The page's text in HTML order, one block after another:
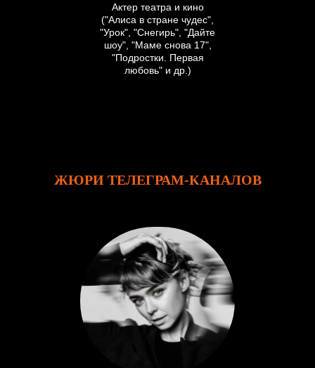
Актер театра и кино
("Алиса в стране чудес",
"Урок", "Снегирь", "Дайте
шоу", "Маме снова 17",
"Подростки. Первая
любовь" и др.)
ЖЮРИ ТЕЛЕГРАМ-КАНАЛОВ